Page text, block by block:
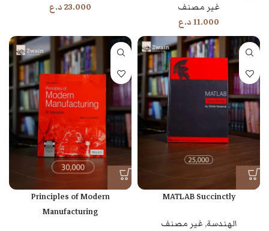
غير مصنف
11.000د.ع
23.000د.ع
MATLAB Succinctly
الهندسة,غير مصنف
Principles of Modern
Manufacturing